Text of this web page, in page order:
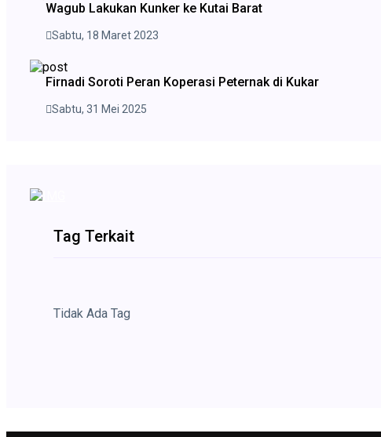
Wagub Lakukan Kunker ke Kutai Barat
Sabtu, 18 Maret 2023
Firnadi Soroti Peran Koperasi Peternak di Kukar
Sabtu, 31 Mei 2025
Tag Terkait
Tidak Ada Tag